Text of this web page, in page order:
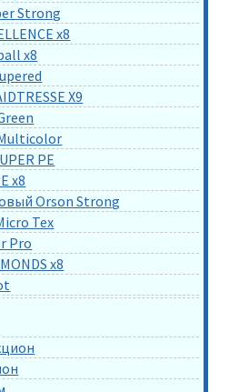
Strong
x8
x8
X9
PE
x8
Orson Strong
Tex
Pro
x8